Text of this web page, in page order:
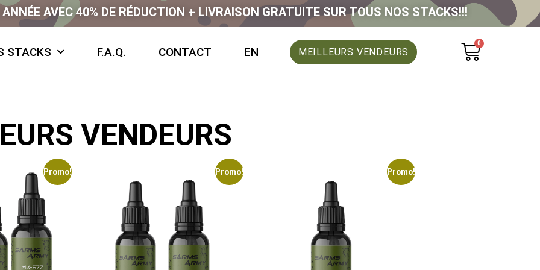
AVEC 40% DE RÉDUCTION + LIVRAISON GRATUITE SUR TOUS NOS STACKS!!!
STACKS F.A.Q. CONTACT EN MEILLEURS VENDEURS
0
VENDEURS
Promo! Promo! Promo!